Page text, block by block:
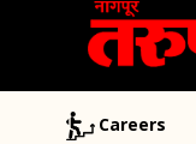
Careers